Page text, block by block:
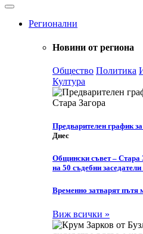
Регионални
Новини от региона
Общество Политика
Култура
Предварителен график
Днес
Общински съвет – Стара
на 50 съдебни
Временно затварят
Виж всички »